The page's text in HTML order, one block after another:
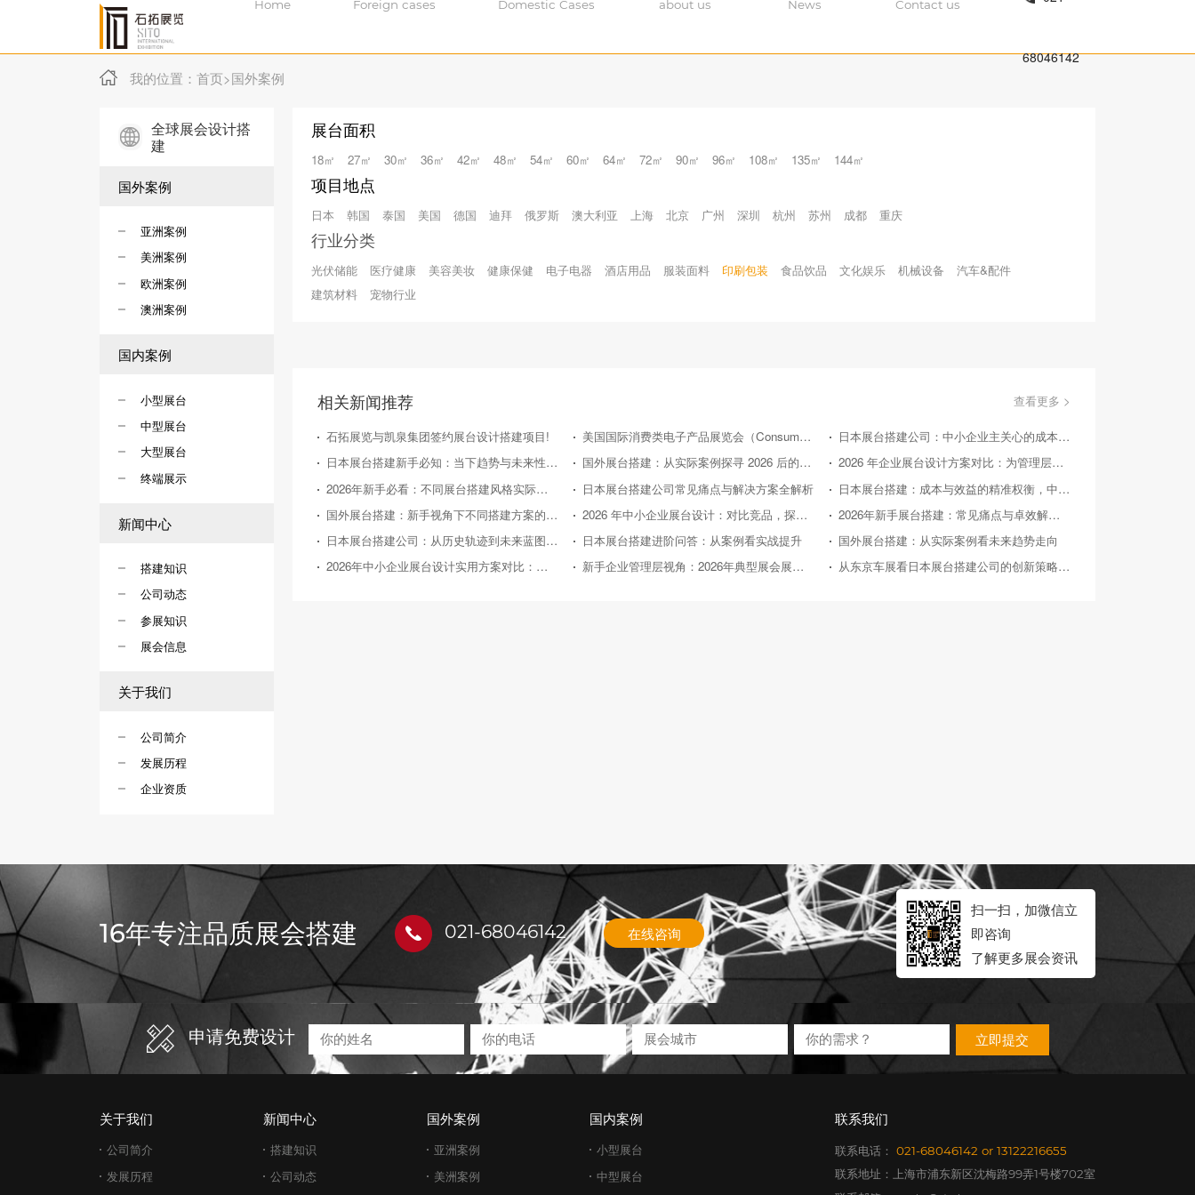
Home Foreign cases Domestic Cases about us News Contact us
68046142
我的位置： 首页>国外案例
全球展会设计搭
建
国外案例
亚洲案例
美洲案例
欧洲案例
澳洲案例
国内案例
小型展台
中型展台
大型展台
终端展示
新闻中心
搭建知识
公司动态
参展知识
展会信息
关于我们
公司简介
发展历程
企业资质
展台面积
18㎡ 27㎡ 30㎡ 36㎡ 42㎡ 48㎡ 54㎡ 60㎡ 64㎡ 72㎡ 90㎡ 96㎡ 108㎡ 135㎡ 144㎡
项目地点
日本 韩国 泰国 美国 德国 迪拜 俄罗斯 澳大利亚 上海 北京 广州 深圳 杭州 苏州 成都 重庆
行业分类
光伏储能 医疗健康 美容美妆 健康保健 电子电器 酒店用品 服装面料 印刷包装 食品饮品 文化娱乐 机械设备
汽车&配件
建筑材料
宠物行业
相关新闻推荐 查看更多 >
石拓展览与凯泉集团签约展台设计搭建项目! 美国国际消费类电子产品展览会（Consumer Electronics Show，简称CES）
日本展台搭建公司：中小企业主关心的成本效益问答
日本展台搭建新手必知：当下趋势与未来性价比走向
国外展台搭建：从实际案例探寻 2026 后的趋势方向
2026 年企业展台设计方案对比：为管理层提供精准决策参考
2026年新手必看：不同展台搭建风格实际效果对比评测
日本展台搭建公司常见痛点与解决方案全解析
日本展台搭建：成本与效益的精准权衡，中小企业的投资指南
国外展台搭建：新手视角下不同搭建方案的性价比对比
2026 年中小企业展台设计：对比竞品，探寻高性价比之路
2026年新手展台搭建：常见痛点与卓效解决方案
日本展台搭建公司：从历史轨迹到未来蓝图的深度剖析
日本展台搭建进阶问答：从案例看实战提升
国外展台搭建：从实际案例看未来趋势走向
2026年中小企业展台设计实用方案对比：助力性价比之选
新手企业管理层视角：2026年典型展会展台搭建案例深度剖析 从东京车展看日本展台搭建公司的创新策略与实践
16年专注品质展会搭建 021-68046142 在线咨询
扫一扫，加微信立
即咨询
了解更多展会资讯
申请免费设计 立即提交
关于我们
公司简介
发展历程
新闻中心
搭建知识
公司动态
国外案例
亚洲案例
美洲案例
国内案例
小型展台
中型展台
联系我们
联系电话： 021-68046142 or 13122216655
联系地址：上海市浦东新区沈梅路99弄1号楼702室